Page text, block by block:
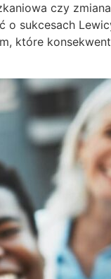
czy
sukcesach
które